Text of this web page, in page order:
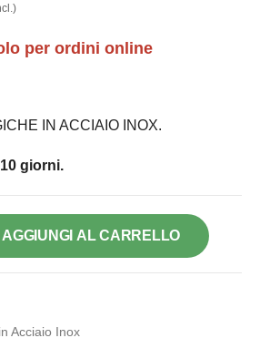
per ordini online
IN ACCIAIO INOX.
giorni.
AGGIUNGI AL CARRELLO
Acciaio Inox